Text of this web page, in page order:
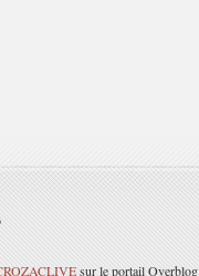
sur le portail Overblog